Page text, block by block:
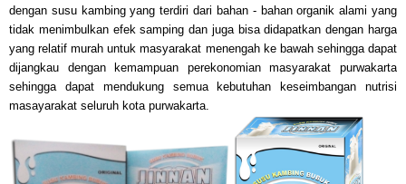
dengan susu kambing yang terdiri dari bahan - bahan organik alami yang
tidak menimbulkan efek samping dan juga bisa didapatkan dengan harga
yang relatif murah untuk masyarakat menengah ke bawah sehingga dapat
dijangkau dengan kemampuan perekonomianmasyarakat purwakarta
sehingga dapat mendukung semua kebutuhan keseimbangan nutrisi
masayarakat seluruh kota purwakarta.